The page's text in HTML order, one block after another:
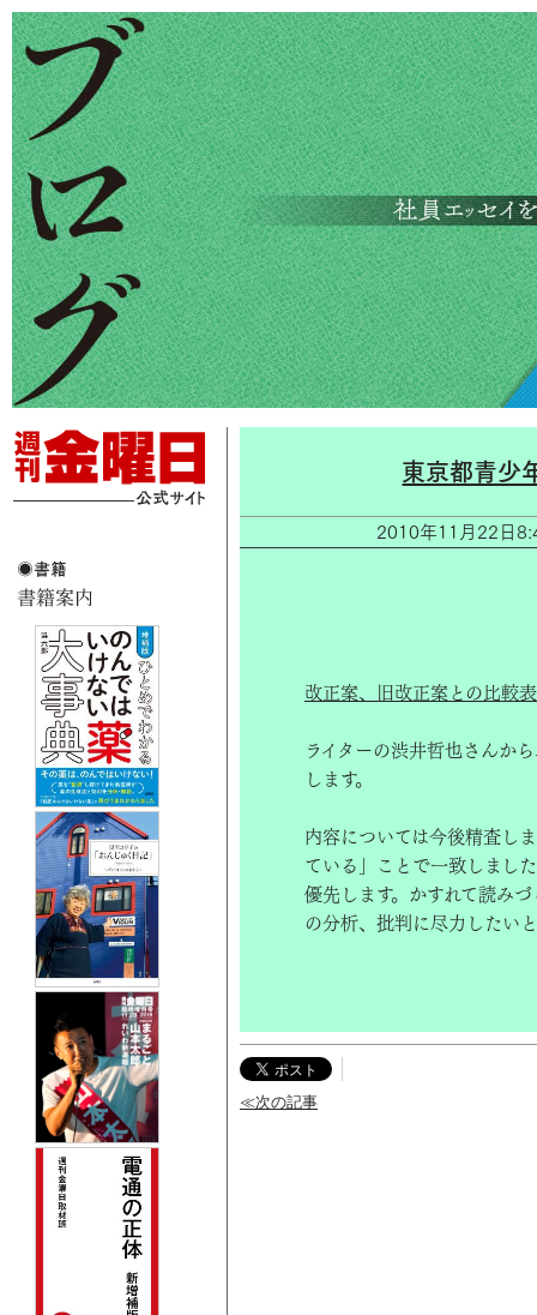
東京都青少
2010年11月22日
改正案、旧改正案との比較表
ライターの渋井哲也さんか
します。
内容については今後精査し
ている」ことで一致しまし
優先します。かすれて読み
の分析、批判に尽力したい
≪次の記事